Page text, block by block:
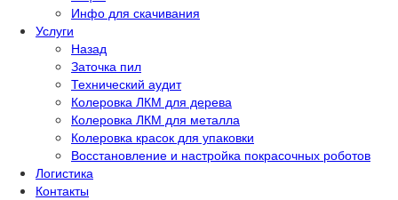
Инфо для скачивания
Услуги
Назад
Заточка пил
Технический аудит
Колеровка ЛКМ для дерева
Колеровка ЛКМ для металла
Колеровка красок для упаковки
Восстановление и настройка покрасочных роботов
Логистика
Контакты